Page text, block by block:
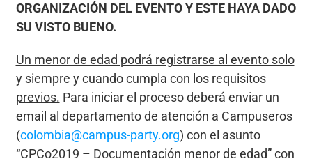
ORGANIZACIÓN DEL EVENTO Y ESTE HAYA DADO
SU VISTO BUENO.
Un menor de edad podrá registrarse al evento solo
y siempre y cuando cumpla con los requisitos
previos. Para iniciar el proceso deberá enviar un
email al departamento de atención a Campuseros
(colombia@campus-party.org) con el asunto
“CPCo2019 – Documentación menor de edad” con